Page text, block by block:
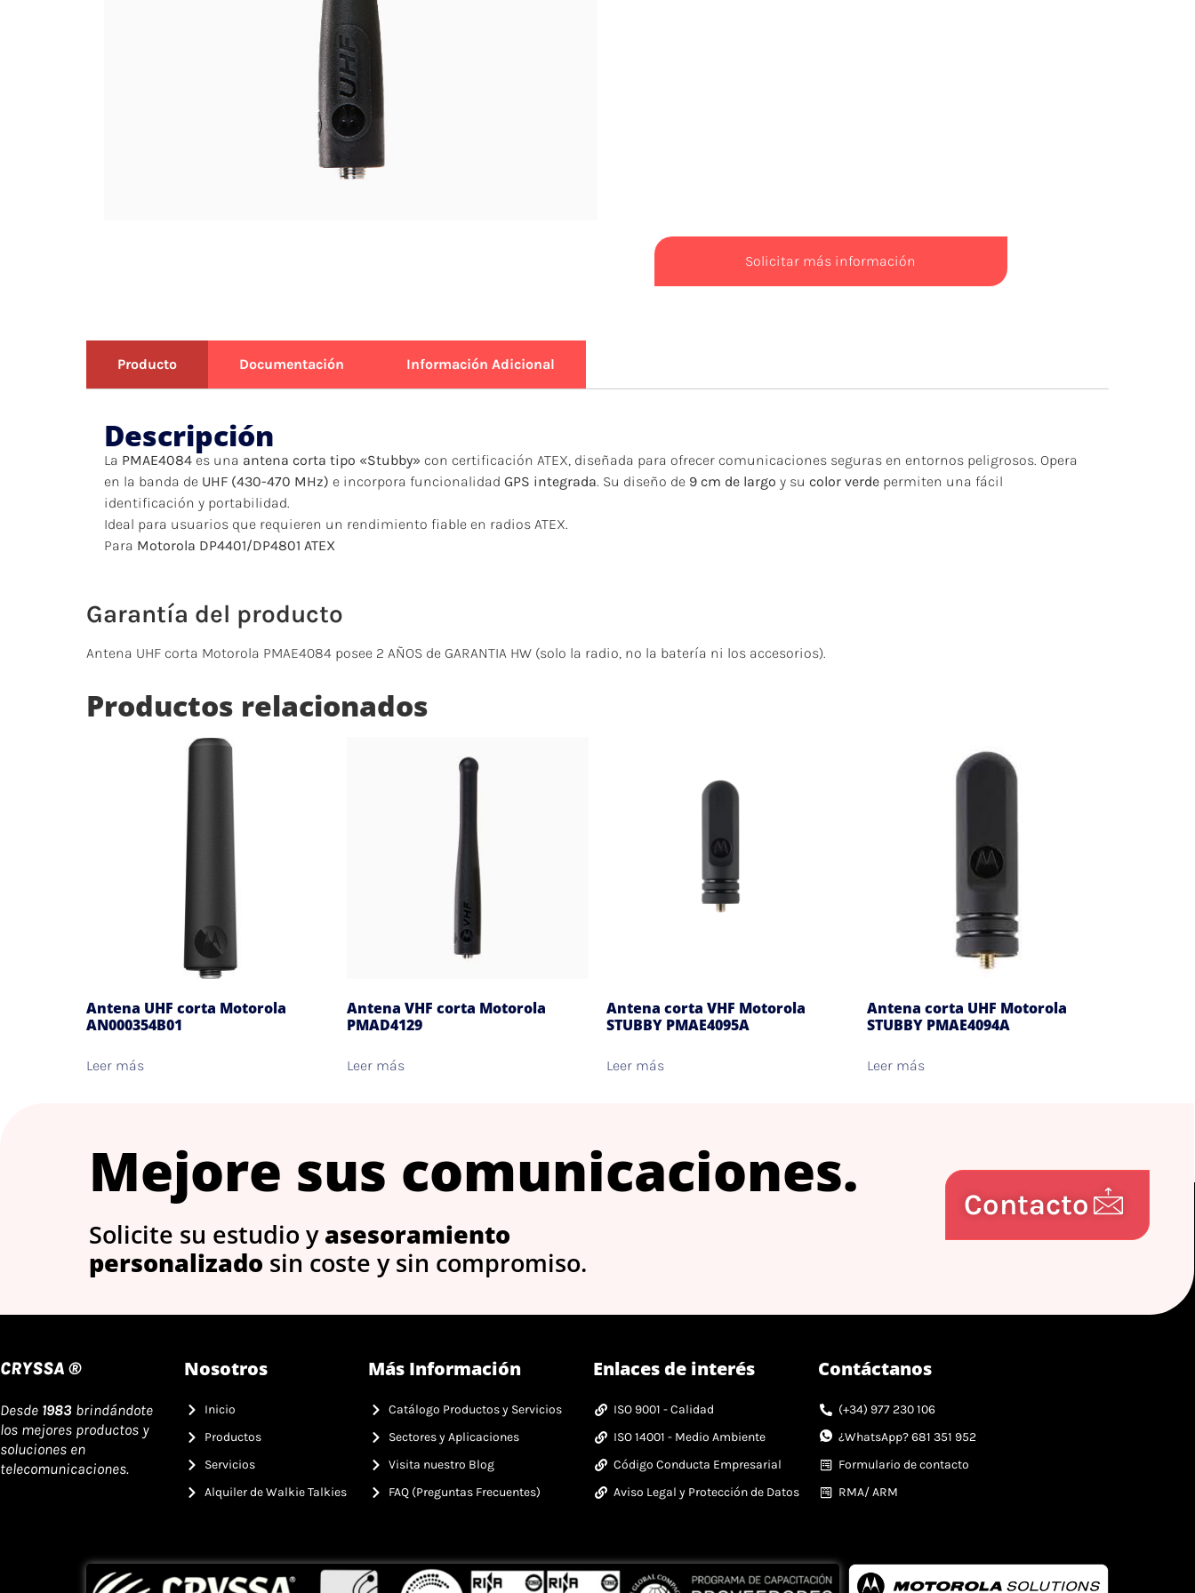
Solicitar más información
Producto Documentación Información Adicional
Descripción
La PMAE4084 es una antena corta tipo «Stubby» con certificación ATEX, diseñada para ofrecer comunicaciones seguras en entornos peligrosos. Opera
en la banda de UHF (430-470 MHz) e incorpora funcionalidad GPS integrada. Su diseño de 9 cm de largo y su color verde permiten una fácil
identificación y portabilidad.
Ideal para usuarios que requieren un rendimiento fiable en radios ATEX.
Para Motorola DP4401/DP4801 ATEX
Garantía del producto
Antena UHF corta Motorola PMAE4084 posee 2 AÑOS de GARANTIA HW (solo la radio, no la batería ni los accesorios).
Productos relacionados
Antena UHF corta Motorola
AN000354B01
Leer más
Antena VHF corta Motorola
PMAD4129
Leer más
Antena corta VHF Motorola
STUBBY PMAE4095A
Leer más
Antena corta UHF Motorola
STUBBY PMAE4094A
Leer más
Mejore sus comunicaciones.
Solicite su estudio yasesoramiento
personalizado sin coste y sin compromiso.
Contacto
CRYSSA ®
Desde 1983 brindándote
los mejores productos y
soluciones en
telecomunicaciones.
Nosotros
Inicio
Productos
Servicios
Alquiler de Walkie Talkies
Más Información
Catálogo Productos y Servicios
Sectores y Aplicaciones
Visita nuestro Blog
FAQ (Preguntas Frecuentes)
Enlaces de interés
ISO 9001 - Calidad
ISO 14001 - Medio Ambiente
Código Conducta Empresarial
Aviso Legal y Protección de Datos
Contáctanos
(+34) 977 230 106
¿WhatsApp? 681 351 952
Formulario de contacto
RMA/ ARM